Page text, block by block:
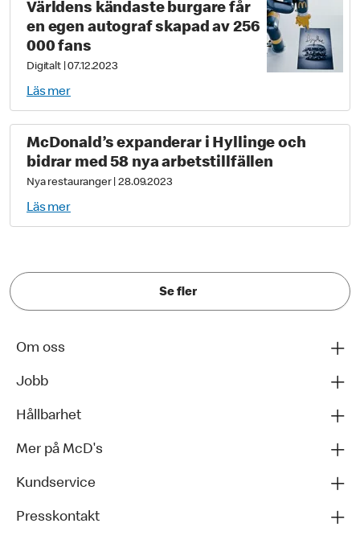
Världens kändaste burgare får
en egen autograf skapad av 256
000 fans
Digitalt|07.12.2023
Läs mer
McDonald’s expanderar i Hyllinge och
bidrar med 58 nya arbetstillfällen
Nya restauranger|28.09.2023
Läs mer
Se fler
Om oss
Jobb
Hållbarhet
Mer på McD's
Kundservice
Presskontakt